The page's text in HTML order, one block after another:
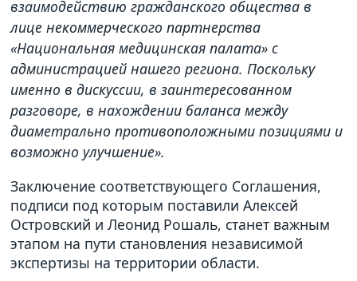
взаимодействию гражданского общества в
лице некоммерческого партнерства
«Национальная медицинская палата» с
администрацией нашего региона. Поскольку
именно в дискуссии, в заинтересованном
разговоре, в нахождении баланса между
диаметрально противоположными позициями и
возможно улучшение».
Заключение соответствующего Соглашения,
подписи под которым поставили Алексей
Островский и Леонид Рошаль, станет важным
этапом на пути становления независимой
экспертизы на территории области.